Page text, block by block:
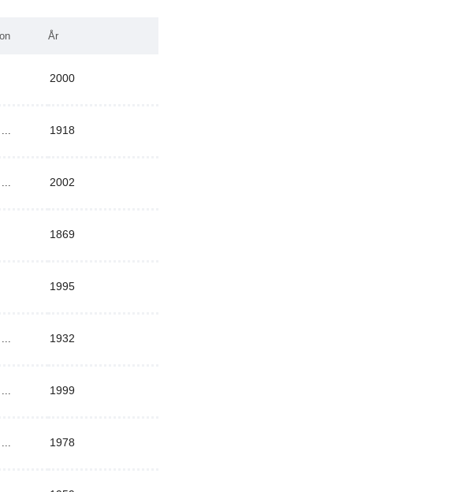
År
2000
... 1918
... 2002
1869
1995
... 1932
... 1999
... 1978